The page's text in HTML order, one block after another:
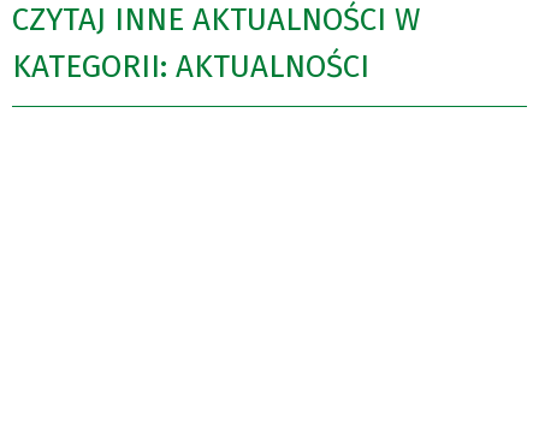
CZYTAJ INNE AKTUALNOŚCI W
KATEGORII: AKTUALNOŚCI